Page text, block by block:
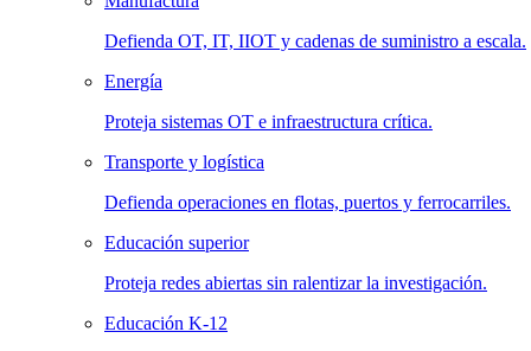
Defienda OT, IT, IIOT y cadenas de suministro a escala.
Energía
Proteja sistemas OT e infraestructura crítica.
Transporte y logística
Defienda operaciones en flotas, puertos y ferrocarriles.
Educación superior
Proteja redes abiertas sin ralentizar la investigación.
Educación K-12